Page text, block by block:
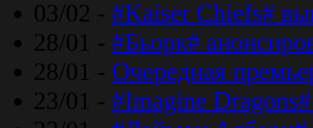
03/02 - #Kaiser Chiefs#
28/01 - #Бьорк#
28/01 - Очередная
23/01 - #Imagine